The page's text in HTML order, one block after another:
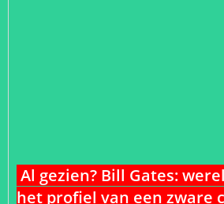
Al gezien? Bill Gates:
het profiel van een zware